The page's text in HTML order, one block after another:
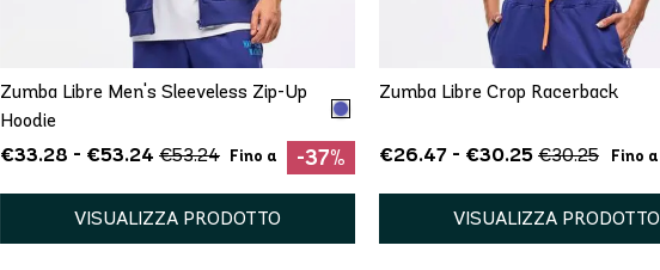
S XL
Zumba Libre Men's Sleeveless Zip-Up
Hoodie
€33.28 - €53.24 €53.24 Fino a -37%
VISUALIZZA PRODOTTO
XL XXL
Zumba Libre Crop Racerback
€26.47 - €30.25 €30.25 Fino a
VISUALIZZA PRODOTTO